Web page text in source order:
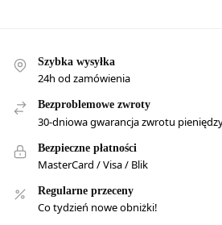
Szybka wysyłka
24h od zamówienia
Bezproblemowe zwroty
30-dniowa gwarancja zwrotu
Bezpieczne płatności
MasterCard / Visa / Blik
Regularne przeceny
Co tydzień nowe obniżki!